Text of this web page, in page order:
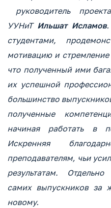
руководитель
УУНиТ Ильшат Исламов.
студентами,
мотивацию и
что полученный ими
их успешной
большинство
полученные
начиная работать в
Искренняя
преподавателям, чьи
результатам.
самих выпускников за
новому.